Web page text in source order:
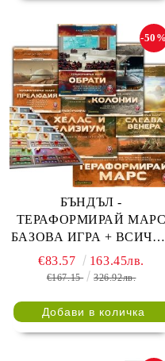
БЪНДЪЛ -
ТЕРАФОРМИРАЙ МАРС
БАЗОВА ИГРА + ВСИЧКИ
РАЗШИРЕНИЯ (ALL IN)
-50%
€83.57 163.45лв.
€167.15 326.92лв.